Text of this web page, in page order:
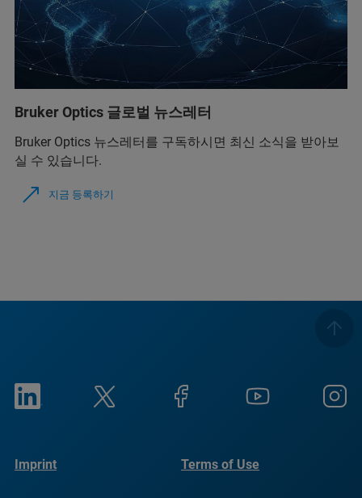
Bruker Optics 글로벌 뉴스레터
Bruker Optics 뉴스레터를 구독하시면 최신 소식을 받아보
실 수 있습니다.
지금 등록하기
Imprint Terms of Use